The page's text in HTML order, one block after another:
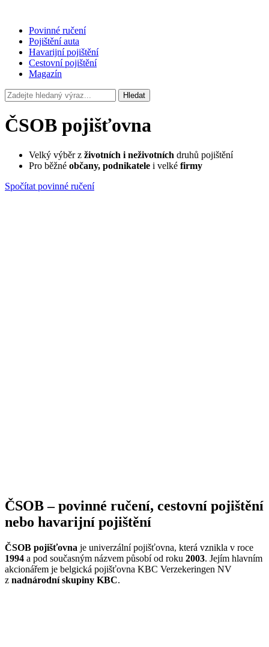
Povinné ručení
Pojištění auta
Havarijní pojištění
Cestovní pojištění
Magazín
Hledat
ČSOB pojišťovna
Velký výběr z životních i neživotních druhů pojištění
Pro běžné občany, podnikatele i velké firmy
Spočítat povinné ručení
ČSOB – povinné ručení, cestovní pojištění
nebo havarijní pojištění
ČSOB pojišťovna je univerzální pojišťovna, která vznikla v roce
1994 a pod současným názvem působí od roku 2003. Jejím hlavním
akcionářem je belgická pojišťovna KBC Verzekeringen NV
z nadnárodní skupiny KBC.